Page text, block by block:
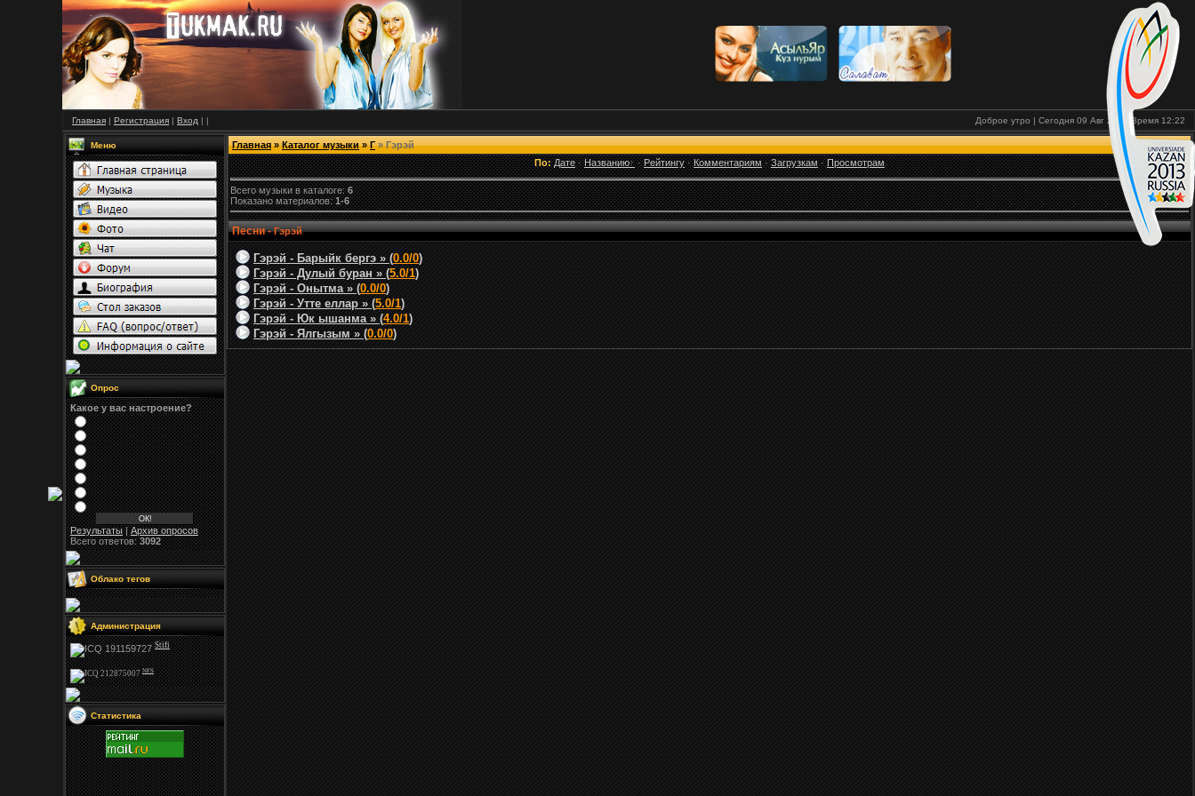
Главная | Регистрация | Вход | | Доброе утро | Сегодня 09 Авг 2026 Время 12:22
Меню
Опрос
Какое у вас настроение?
Результаты|Архив опросов
Всего ответов:3092
Облако тегов
Администрация
Stifi
NFS
Статистика
Главная»Каталог музыки»Г» Гэрэй
По: Дате·Названию ·Рейтингу·Комментариям·Загрузкам·Просмотрам
Всего музыки в каталоге:6
Показано материалов:1-6
Песни -Гэрэй
Гэрэй - Барыйк бергэ » (0.0/0)
Гэрэй - Дулый буран » (5.0/1)
Гэрэй - Онытма » (0.0/0)
Гэрэй - Утте еллар » (5.0/1)
Гэрэй - Юк ышанма » (4.0/1)
Гэрэй - Ялгызым » (0.0/0)